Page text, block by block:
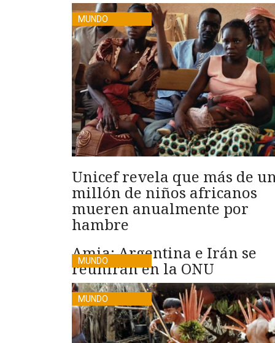
Unicef revela que más de
millón de niños africanos
mueren anualmente por
hambre
MUNDO
Amia: Argentina e Irán se
reunirán en la ONU
MUNDO
MUNDO